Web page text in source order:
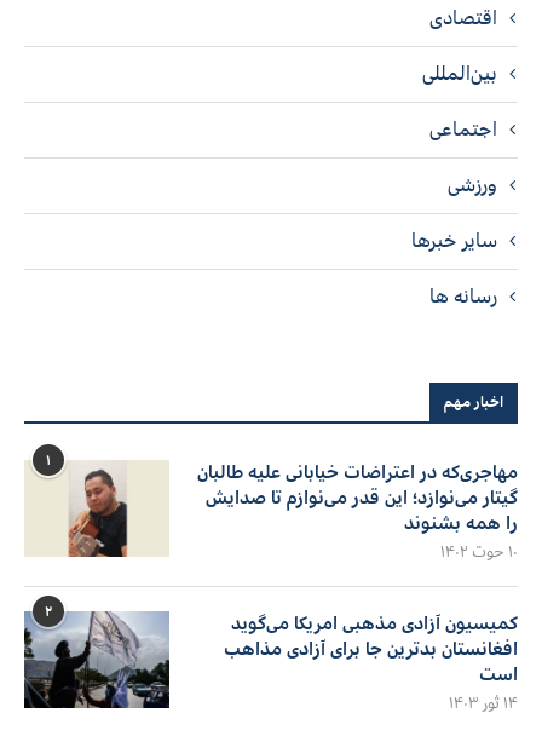
اقتصادی
بین‌المللی
اجتماعی
ورزشی
سایر خبرها
رسانه ها
اخبار مهم
۱
مهاجری‌که در اعتراضات خیابانی علیه طالبان
گیتار می‌نوازد؛ این قدر می‌نوازم تا صدایش
را همه بشنوند
۱۰ حوت ۱۴۰۲
۲
کمیسیون آزادی مذهبی امریکا می‌گوید
افغانستان بدترین جا برای آزادی مذاهب
است
۱۴ ثور ۱۴۰۳